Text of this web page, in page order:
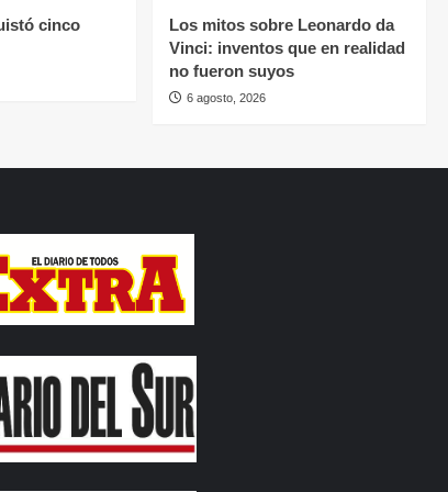
cinco
Los mitos sobre Leonardo da
Vinci: inventos que en realidad
no fueron suyos
6 agosto, 2026